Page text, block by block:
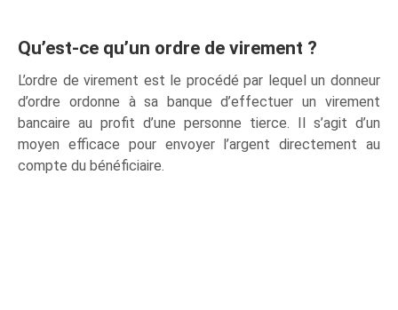
Qu’est-ce qu’un ordre de virement ?
L’ordre de virement est le procédé par lequel un donneur
d’ordre ordonne à sa banque d’effectuer un virement
bancaire au profit d’une personne tierce. Il s’agit d’un
moyen efficace pour envoyer l’argent directement au
compte du bénéficiaire.